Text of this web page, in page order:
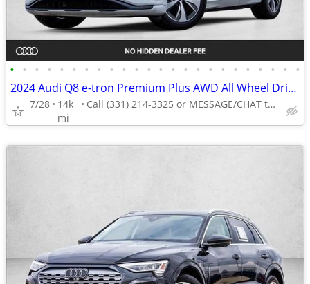
• • • • • • • • • • • • • • • • • • • • • • • •
2024 Audi Q8 e-tron Premium Plus AWD All Wheel Drive Certified SUV Electric AUTO
7/28
14k
mi
Call (331) 214-3325 or MESSAGE/CHAT to confirm availability